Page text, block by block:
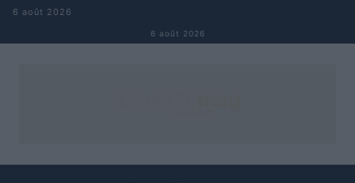
Aller au contenu
6 août 2026
6 août 2026